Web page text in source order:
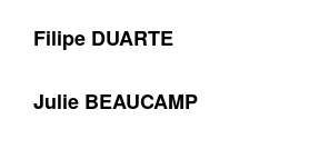
Filipe DUARTE
Julie BEAUCAMP